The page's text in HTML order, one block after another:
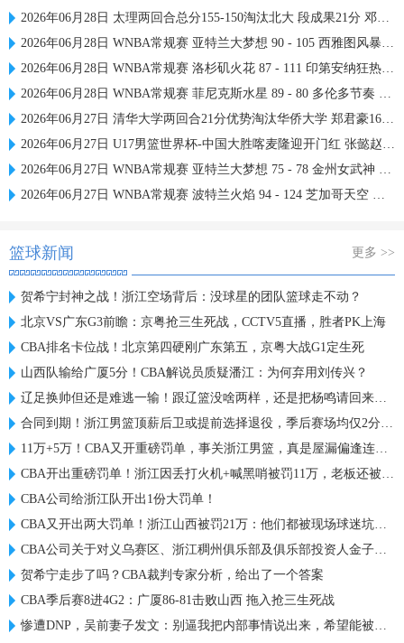
2026年06月28日 太理两回合总分155-150淘汰北大 段成果21分 邓奕豪空砍24+8
2026年06月28日 WNBA常规赛 亚特兰大梦想 90 - 105 西雅图风暴 全场集锦
2026年06月28日 WNBA常规赛 洛杉矶火花 87 - 111 印第安纳狂热 全场集锦
2026年06月28日 WNBA常规赛 菲尼克斯水星 89 - 80 多伦多节奏 全场集锦
2026年06月27日 清华大学两回合21分优势淘汰华侨大学 郑君豪16分 虎建国23分
2026年06月27日 U17男篮世界杯-中国大胜喀麦隆迎开门红 张懿赵杰23+6
2026年06月27日 WNBA常规赛 亚特兰大梦想 75 - 78 金州女武神 全场集锦
2026年06月27日 WNBA常规赛 波特兰火焰 94 - 124 芝加哥天空 全场集锦
篮球新闻 更多 >>
贺希宁封神之战！浙江空场背后：没球星的团队篮球走不动？
北京VS广东G3前瞻：京粤抢三生死战，CCTV5直播，胜者PK上海
CBA排名卡位战！北京第四硬刚广东第五，京粤大战G1定生死
山西队输给广厦5分！CBA解说员质疑潘江：为何弃用刘传兴？
辽足换帅但还是难逃一输！跟辽篮没啥两样，还是把杨鸣请回来吧？
合同到期！浙江男篮顶薪后卫或提前选择退役，季后赛场均仅2分3板
11万+5万！CBA又开重磅罚单，事关浙江男篮，真是屋漏偏逢连夜雨
CBA开出重磅罚单！浙江因丢打火机+喊黑哨被罚11万，老板还被禁赛
CBA公司给浙江队开出1份大罚单！
CBA又开出两大罚单！浙江山西被罚21万：他们都被现场球迷坑惨了
CBA公司关于对义乌赛区、浙江稠州俱乐部及俱乐部投资人金子军处罚的函
贺希宁走步了吗？CBA裁判专家分析，给出了一个答案
CBA季后赛8进4G2：广厦86-81击败山西 拖入抢三生死战
惨遭DNP，吴前妻子发文：别逼我把内部事情说出来，希望能被尊重